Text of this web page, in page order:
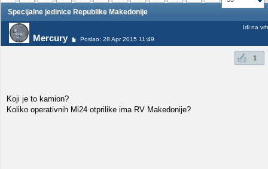
Specijalne jedinice Republike Makedonije
Mercury Poslao: 28 Apr 2015 11:49
Idi na vrh
1
Koji je to kamion?
Koliko operativnih Mi24 otprilike ima RV Makedonije?